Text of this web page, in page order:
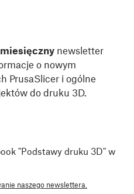
miesięczny newsletter
o nowym
PrusaSlicer i ogólne
do druku 3D.
"Podstawy druku 3D" w
naszego newslettera.